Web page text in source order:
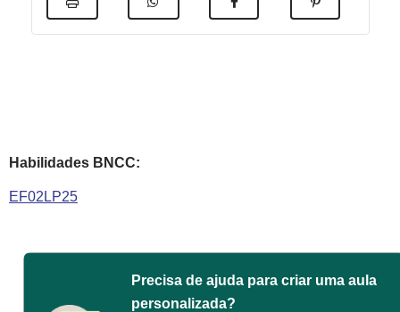
Habilidades BNCC:
EF02LP25
Precisa de ajuda para criar uma aula
personalizada?